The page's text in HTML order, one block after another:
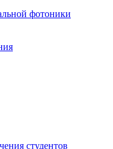
фотоники
студентов